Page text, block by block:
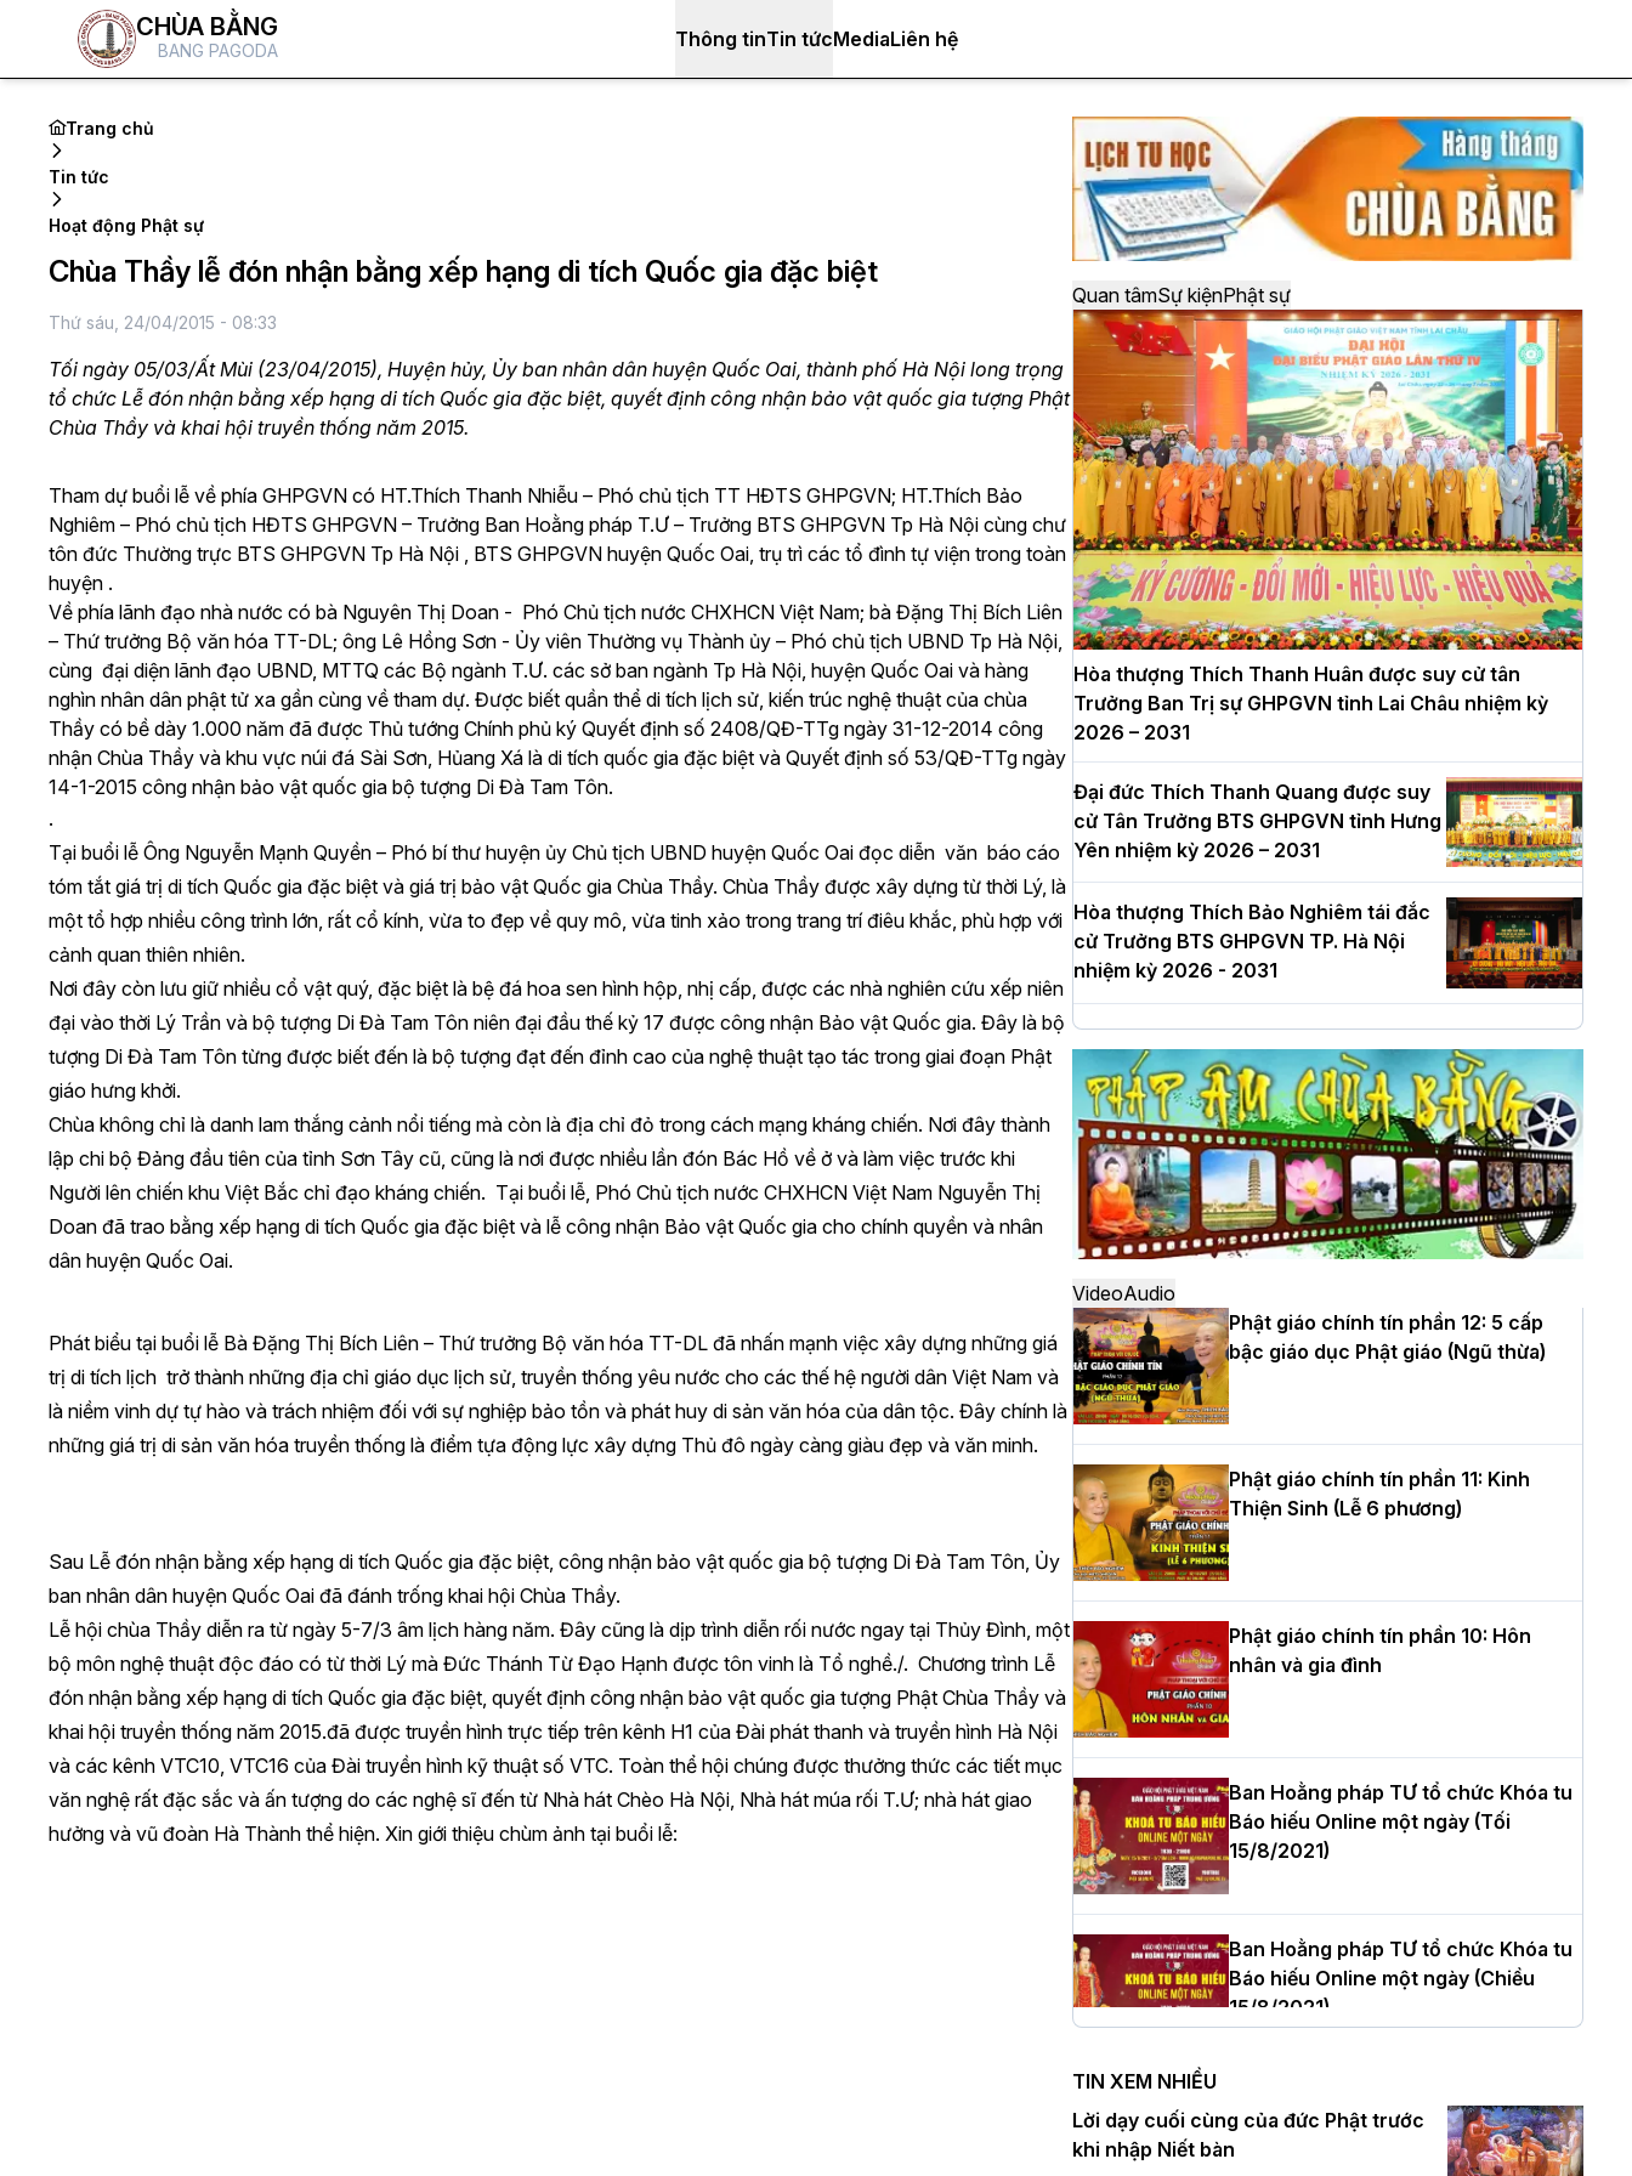
CHÙA BẰNG
BANG PAGODA Thông tinTin tứcMediaLiên hệ
Trang chủ
Tin tức
Hoạt động Phật sự
Chùa Thầy lễ đón nhận bằng xếp hạng di tích Quốc gia đặc biệt
Thứ sáu, 24/04/2015 - 08:33
Tối ngày 05/03/Ất Mùi (23/04/2015), Huyện hủy, Ủy ban nhân dân huyện Quốc Oai, thành phố Hà Nội long trọng
tổ chức Lễ đón nhận bằng xếp hạng di tích Quốc gia đặc biệt, quyết định công nhận bảo vật quốc gia tượng Phật
Chùa Thầy và khai hội truyền thống năm 2015.
Tham dự buổi lễ về phía GHPGVN có HT.Thích Thanh Nhiễu – Phó chủ tịch TT HĐTS GHPGVN; HT.Thích Bảo
Nghiêm – Phó chủ tịch HĐTS GHPGVN – Trưởng Ban Hoằng pháp T.Ư – Trưởng BTS GHPGVN Tp Hà Nội cùng chư
tôn đức Thường trực BTS GHPGVN Tp Hà Nội , BTS GHPGVN huyện Quốc Oai, trụ trì các tổ đình tự viện trong toàn
huyện .
Về phía lãnh đạo nhà nước có bà Nguyên Thị Doan - Phó Chủ tịch nước CHXHCN Việt Nam; bà Đặng Thị Bích Liên
– Thứ trưởng Bộ văn hóa TT-DL; ông Lê Hồng Sơn - Ủy viên Thường vụ Thành ủy – Phó chủ tịch UBND Tp Hà Nội,
cùng đại diện lãnh đạo UBND, MTTQ các Bộ ngành T.Ư. các sở ban ngành Tp Hà Nội, huyện Quốc Oai và hàng
nghìn nhân dân phật tử xa gần cùng về tham dự. Được biết quần thể di tích lịch sử, kiến trúc nghệ thuật của chùa
Thầy có bề dày 1.000 năm đã được Thủ tướng Chính phủ ký Quyết định số 2408/QĐ-TTg ngày 31-12-2014 công
nhận Chùa Thầy và khu vực núi đá Sài Sơn, Hủang Xá là di tích quốc gia đặc biệt và Quyết định số 53/QĐ-TTg ngày
14-1-2015 công nhận bảo vật quốc gia bộ tượng Di Đà Tam Tôn.
.
Tại buổi lễ Ông Nguyễn Mạnh Quyền – Phó bí thư huyện ủy Chủ tịch UBND huyện Quốc Oai đọc diễn văn báo cáo
tóm tắt giá trị di tích Quốc gia đặc biệt và giá trị bảo vật Quốc gia Chùa Thầy. Chùa Thầy được xây dựng từ thời Lý, là
một tổ hợp nhiều công trình lớn, rất cổ kính, vừa to đẹp về quy mô, vừa tinh xảo trong trang trí điêu khắc, phù hợp với
cảnh quan thiên nhiên.
Nơi đây còn lưu giữ nhiều cổ vật quý, đặc biệt là bệ đá hoa sen hình hộp, nhị cấp, được các nhà nghiên cứu xếp niên
đại vào thời Lý Trần và bộ tượng Di Đà Tam Tôn niên đại đầu thế kỷ 17 được công nhận Bảo vật Quốc gia. Đây là bộ
tượng Di Đà Tam Tôn từng được biết đến là bộ tượng đạt đến đỉnh cao của nghệ thuật tạo tác trong giai đoạn Phật
giáo hưng khởi.
Chùa không chỉ là danh lam thắng cảnh nổi tiếng mà còn là địa chỉ đỏ trong cách mạng kháng chiến. Nơi đây thành
lập chi bộ Đảng đầu tiên của tỉnh Sơn Tây cũ, cũng là nơi được nhiều lần đón Bác Hồ về ở và làm việc trước khi
Người lên chiến khu Việt Bắc chỉ đạo kháng chiến. Tại buổi lễ, Phó Chủ tịch nước CHXHCN Việt Nam Nguyễn Thị
Doan đã trao bằng xếp hạng di tích Quốc gia đặc biệt và lễ công nhận Bảo vật Quốc gia cho chính quyền và nhân
dân huyện Quốc Oai.
Phát biểu tại buổi lễ Bà Đặng Thị Bích Liên – Thứ trưởng Bộ văn hóa TT-DL đã nhấn mạnh việc xây dựng những giá
trị di tích lịch trở thành những địa chỉ giáo dục lịch sử, truyền thống yêu nước cho các thế hệ người dân Việt Nam và
là niềm vinh dự tự hào và trách nhiệm đối với sự nghiệp bảo tồn và phát huy di sản văn hóa của dân tộc. Đây chính là
những giá trị di sản văn hóa truyền thống là điểm tựa động lực xây dựng Thủ đô ngày càng giàu đẹp và văn minh.
Sau Lễ đón nhận bằng xếp hạng di tích Quốc gia đặc biệt, công nhận bảo vật quốc gia bộ tượng Di Đà Tam Tôn, Ủy
ban nhân dân huyện Quốc Oai đã đánh trống khai hội Chùa Thầy.
Lễ hội chùa Thầy diễn ra từ ngày 5-7/3 âm lịch hàng năm. Đây cũng là dịp trình diễn rối nước ngay tại Thủy Đình, một
bộ môn nghệ thuật độc đáo có từ thời Lý mà Đức Thánh Từ Đạo Hạnh được tôn vinh là Tổ nghề./. Chương trình Lễ
đón nhận bằng xếp hạng di tích Quốc gia đặc biệt, quyết định công nhận bảo vật quốc gia tượng Phật Chùa Thầy và
khai hội truyền thống năm 2015.đã được truyền hình trực tiếp trên kênh H1 của Đài phát thanh và truyền hình Hà Nội
và các kênh VTC10, VTC16 của Đài truyền hình kỹ thuật số VTC. Toàn thể hội chúng được thưởng thức các tiết mục
văn nghệ rất đặc sắc và ấn tượng do các nghệ sĩ đến từ Nhà hát Chèo Hà Nội, Nhà hát múa rối T.Ư; nhà hát giao
hưởng và vũ đoàn Hà Thành thể hiện. Xin giới thiệu chùm ảnh tại buổi lễ:
Quan tâmSự kiệnPhật sự
Hòa thượng Thích Thanh Huân được suy cử tân
Trưởng Ban Trị sự GHPGVN tỉnh Lai Châu nhiệm kỳ
2026 – 2031
Đại đức Thích Thanh Quang được suy
cử Tân Trưởng BTS GHPGVN tỉnh Hưng
Yên nhiệm kỳ 2026 – 2031
Hòa thượng Thích Bảo Nghiêm tái đắc
cử Trưởng BTS GHPGVN TP. Hà Nội
nhiệm kỳ 2026 - 2031
Hà Nội: Long trọng lễ khởi công xây
dựng Trung tâm văn hóa Phật giáo Thủ
đô
Hà Nội: Ngày tu học cuối cùng khép lại
khóa sinh hoạt Phật pháp mùa hè lần
thứ XIV tại chùa Bằng
Học yêu thương trong ngày tu tập thứ
tư của Khóa sinh hoạt Phật pháp mùa
hè tại chùa Bằng
HT.Thích Thọ Lạc được suy cử làm tân
Trưởng BTS GHPGVN tỉnh Nghệ An
Hòa thượng Thích Quảng Tùng tái đắc
cử Trưởng BTS GHPGVN thành phố Hải
Phòng nhiệm kỳ 2026 – 2031
Thượng tọa Thích Tâm Chính được suy
cử tân Trưởng ban Trị sự GHPGVN tỉnh
Hà Nội: Tăng Ni Trường hạ Bồ Đề trang
nghiêm tác pháp Tiền an cư PL.2570 –
DL.2026
VideoAudio
Phật giáo chính tín phần 12: 5 cấp
bậc giáo dục Phật giáo (Ngũ thừa)
Phật giáo chính tín phần 11: Kinh
Thiện Sinh (Lễ 6 phương)
Phật giáo chính tín phần 10: Hôn
nhân và gia đình
Ban Hoằng pháp TƯ tổ chức Khóa tu
Báo hiếu Online một ngày (Tối
15/8/2021)
Ban Hoằng pháp TƯ tổ chức Khóa tu
Báo hiếu Online một ngày (Chiều
15/8/2021)
Ban Hoằng pháp TƯ tổ chức Khóa tu
Báo hiếu Online một ngày (Sáng
15/8/2021)
TIN XEM NHIỀU
Lời dạy cuối cùng của đức Phật trước
khi nhập Niết bàn